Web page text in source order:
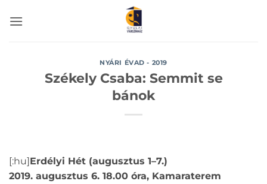
NYÁRI ÉVAD - 2019
Székely Csaba: Semmit se
bánok
[:hu]Erdélyi Hét (augusztus 1–7.)
2019. augusztus 6. 18.00 óra, Kamaraterem